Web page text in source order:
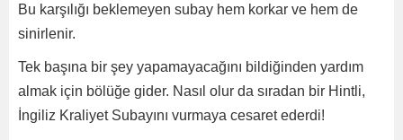
Bu karşılığı beklemeyen subay hem korkar ve hem de
sinirlenir.
Tek başına bir şey yapamayacağını bildiğinden yardım
almak için bölüğe gider. Nasıl olur da sıradan bir Hintli,
İngiliz Kraliyet Subayını vurmaya cesaret ederdi!